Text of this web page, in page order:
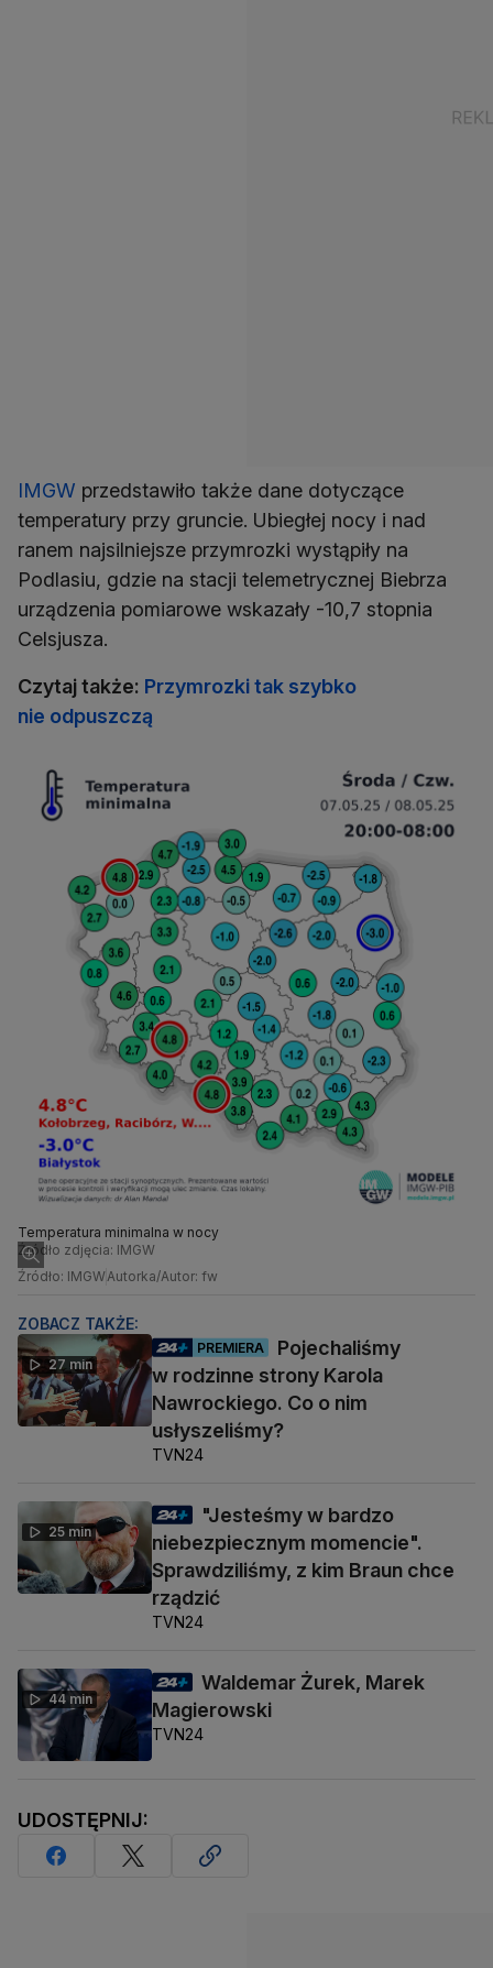
IMGW przedstawiło także dane dotyczące
temperatury przy gruncie. Ubiegłej nocy i nad
ranem najsilniejsze przymrozki wystąpiły na
Podlasiu, gdzie na stacji telemetrycznej Biebrza
urządzenia pomiarowe wskazały -10,7 stopnia
Celsjusza.
Czytaj także: Przymrozki tak szybko
nie odpuszczą
Temperatura minimalna w nocy
Źródło zdjęcia: IMGW
Źródło: IMGWAutorka/Autor: fw
ZOBACZ TAKŻE:
27 min
PREMIERA
Pojechaliśmy
w rodzinne strony Karola
Nawrockiego. Co o nim
usłyszeliśmy?
TVN24
25 min
"Jesteśmy w bardzo
niebezpiecznym momencie".
Sprawdziliśmy, z kim Braun chce
rządzić
TVN24
44 min
Waldemar Żurek, Marek
Magierowski
TVN24
UDOSTĘPNIJ: